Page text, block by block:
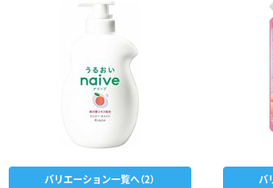
バリエーション一覧へ（2） バ